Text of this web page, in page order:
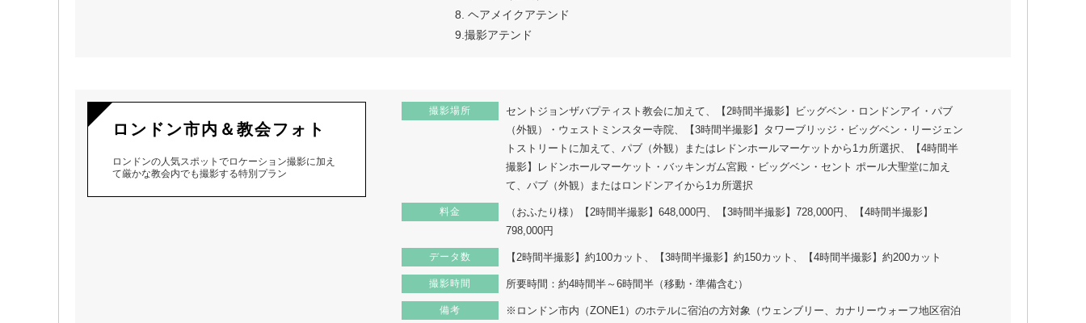
8. ヘアメイクアテンド
9.撮影アテンド
ロンドン市内＆教会フォト
ロンドンの人気スポットでロケーション撮影に加え
て厳かな教会内でも撮影する特別プラン
撮影場所
セントジョンザバプティスト教会に加えて、【2時間半撮影】ビッグベン・ロンドンアイ・パブ
（外観）・ウェストミンスター寺院、【3時間半撮影】タワーブリッジ・ビッグベン・リージェン
トストリートに加えて、パブ（外観）またはレドンホールマーケットから1カ所選択、【4時間半
撮影】レドンホールマーケット・バッキンガム宮殿・ビッグベン・セント ポール大聖堂に加え
て、パブ（外観）またはロンドンアイから1カ所選択
料金
（おふたり様）【2時間半撮影】648,000円、【3時間半撮影】728,000円、【4時間半撮影】
798,000円
データ数 【2時間半撮影】約100カット、【3時間半撮影】約150カット、【4時間半撮影】約200カット
撮影時間 所要時間：約4時間半～6時間半（移動・準備含む）
備考
※ロンドン市内（ZONE1）のホテルに宿泊の方対象（ウェンブリー、カナリーウォーフ地区宿泊